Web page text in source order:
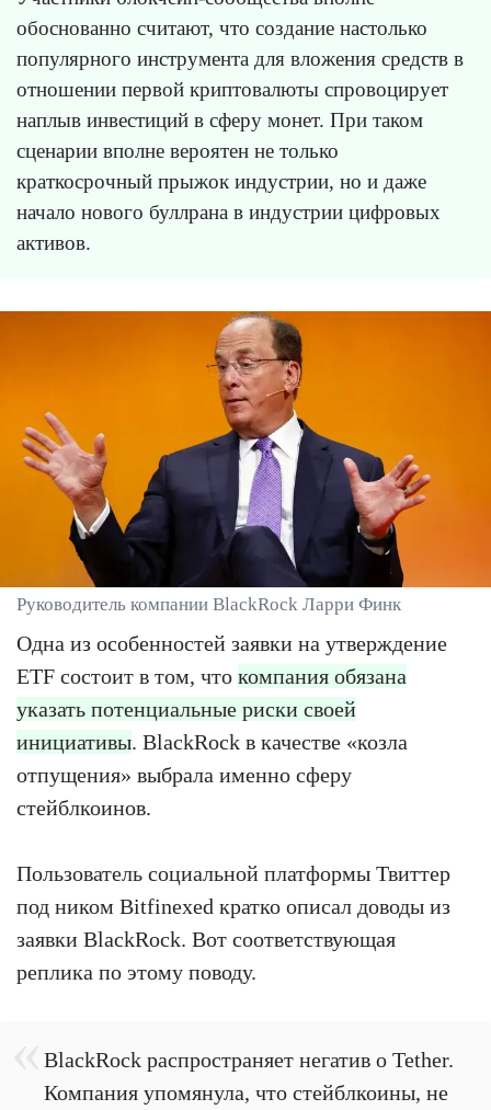
обоснованно считают, что создание настолько
популярного инструмента для вложения средств в
отношении первой криптовалюты спровоцирует
наплыв инвестиций в сферу монет. При таком
сценарии вполне вероятен не только
краткосрочный прыжок индустрии, но и даже
начало нового буллрана в индустрии цифровых
активов.
Руководитель компании BlackRock Ларри Финк
Одна из особенностей заявки на утверждение
ETF состоит в том, что компания обязана
указать потенциальные риски своей
инициативы. BlackRock в качестве «козла
отпущения» выбрала именно сферу
стейблкоинов.
Пользователь социальной платформы Твиттер
под ником Bitfinexed кратко описал доводы из
заявки BlackRock. Вот соответствующая
реплика по этому поводу.
BlackRock распространяет негатив о Tether.
Компания упомянула, что стейблкоины, не